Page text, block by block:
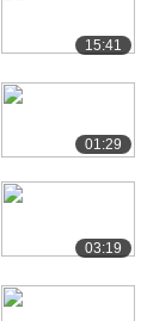
[25] 旋转体6
[26] 旋转体7
2.8万播放
2.6万播放
[28] [微积分-积分
15:41
01:29
03:19